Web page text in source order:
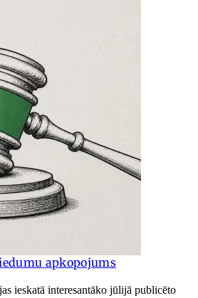
apkopojums
ieskatā interesantāko jūlijā publicēto